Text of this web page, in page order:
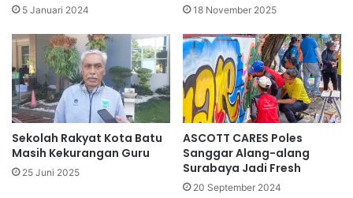
5 Januari 2024 18 November 2025
Sekolah Rakyat Kota Batu
Masih Kekurangan Guru
25 Juni 2025
ASCOTT CARES Poles
Sanggar Alang-alang
Surabaya Jadi Fresh
20 September 2024